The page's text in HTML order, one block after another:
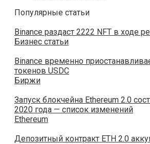
Популярные статьи
Binance раздаст 2222 NFT в ходе
Бизнес статьи
Binance временно
токенов USDC
Биржи
Запуск блокчейна Ethereum 2.0
2020 года — список изменений
Ethereum
Депозитный контракт ETH 2.0